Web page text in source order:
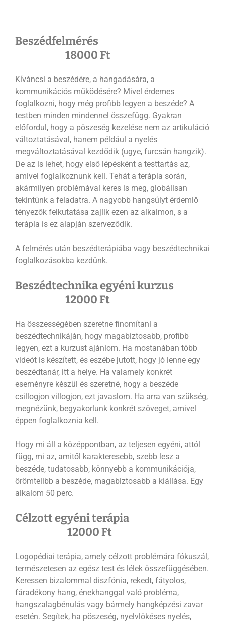
Beszédfelmérés
18000 Ft
Kíváncsi a beszédére, a hangadására, a
kommunikációs működésére? Mivel érdemes
foglalkozni, hogy még profibb legyen a beszéde? A
testben minden mindennel összefügg. Gyakran
előfordul, hogy a pöszeség kezelése nem az artikuláció
változtatásával, hanem például a nyelés
megváltoztatásával kezdődik (ugye, furcsán hangzik).
De az is lehet, hogy első lépésként a testtartás az,
amivel foglalkoznunk kell. Tehát a terápia során,
akármilyen problémával keres is meg, globálisan
tekintünk a feladatra. A nagyobb hangsúlyt érdemlő
tényezők felkutatása zajlik ezen az alkalmon, s a
terápia is ez alapján szerveződik.
A felmérés után beszédterápiába vagy beszédtechnikai
foglalkozásokba kezdünk.
Beszédtechnika egyéni kurzus
12000 Ft
Ha összességében szeretne finomítani a
beszédtechnikáján, hogy magabiztosabb, profibb
legyen, ezt a kurzust ajánlom. Ha mostanában több
videót is készített, és eszébe jutott, hogy jó lenne egy
beszédtanár, itt a helye. Ha valamely konkrét
eseményre készül és szeretné, hogy a beszéde
csillogjon villogjon, ezt javaslom. Ha arra van szükség,
megnézünk, begyakorlunk konkrét szöveget, amivel
éppen foglalkoznia kell.
Hogy mi áll a középpontban, az teljesen egyéni, attól
függ, mi az, amitől karakteresebb, szebb lesz a
beszéde, tudatosabb, könnyebb a kommunikációja,
örömtelibb a beszéde, magabiztosabb a kiállása. Egy
alkalom 50 perc.
Célzott egyéni terápia
12000 Ft
Logopédiai terápia, amely célzott problémára fókuszál,
természetesen az egész test és lélek összefüggésében.
Keressen bizalommal diszfónia, rekedt, fátyolos,
fáradékony hang, énekhanggal való probléma,
hangszalagbénulás vagy bármely hangképzési zavar
esetén. Segítek, ha pöszeség, nyelvlökéses nyelés,